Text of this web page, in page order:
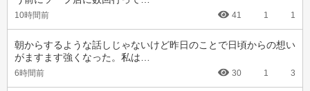
10時間前 41 1 1
朝からするような話しじゃないけど昨日のことで日頃からの想い
がますます強くなった。私は…
6時間前 30 1 3